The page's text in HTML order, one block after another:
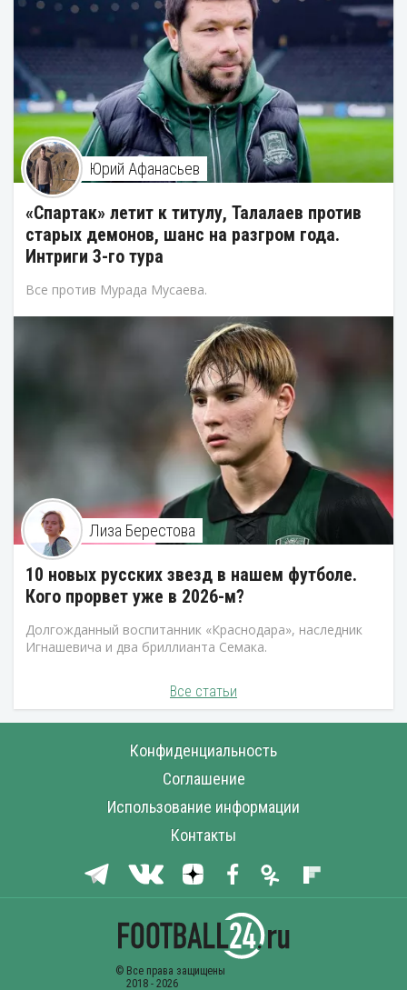
Юрий Афанасьев
«Спартак» летит к титулу, Талалаев против
старых демонов, шанс на разгром года.
Интриги 3-го тура
Все против Мурада Мусаева.
Лиза Берестова
10 новых русских звезд в нашем футболе.
Кого прорвет уже в 2026-м?
Долгожданный воспитанник «Краснодара», наследник
Игнашевича и два бриллианта Семака.
Все статьи
Конфиденциальность
Соглашение
Использование информации
Контакты